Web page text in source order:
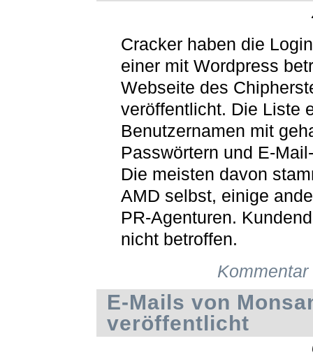
Cracker haben die
einer mit Wordpress
Webseite des
veröffentlicht. Die Liste
Benutzernamen mit
Passwörtern und E-
Die meisten davon
AMD selbst, einige
PR-Agenturen.
nicht betroffen.
E-Mails von
veröffentlicht